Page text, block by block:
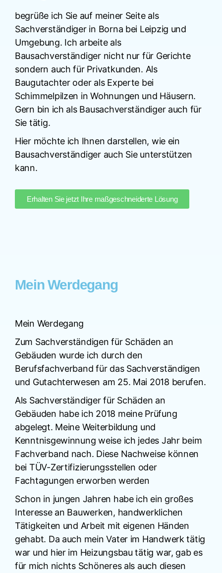
begrüße ich Sie auf meiner Seite als
Sachverständiger in Borna bei Leipzig und
Umgebung. Ich arbeite als
Bausachverständiger nicht nur für Gerichte
sondern auch für Privatkunden. Als
Baugutachter oder als Experte bei
Schimmelpilzen in Wohnungen und Häusern.
Gern bin ich als Bausachverständiger auch für
Sie tätig.
Hier möchte ich Ihnen darstellen, wie ein
Bausachverständiger auch Sie unterstützen
kann.
Erhalten Sie jetzt Ihre maßgeschneiderte Lösung
Mein Werdegang
Mein Werdegang
Zum Sachverständigen für Schäden an
Gebäuden wurde ich durch den
Berufsfachverband für das Sachverständigen
und Gutachterwesen am 25. Mai 2018 berufen.
Als Sachverständiger für Schäden an
Gebäuden habe ich 2018 meine Prüfung
abgelegt. Meine Weiterbildung und
Kenntnisgewinnung weise ich jedes Jahr beim
Fachverband nach. Diese Nachweise können
bei TÜV-Zertifizierungsstellen oder
Fachtagungen erworben werden
Schon in jungen Jahren habe ich ein großes
Interesse an Bauwerken, handwerklichen
Tätigkeiten und Arbeit mit eigenen Händen
gehabt. Da auch mein Vater im Handwerk tätig
war und hier im Heizungsbau tätig war, gab es
für mich nichts Schöneres als auch diesen